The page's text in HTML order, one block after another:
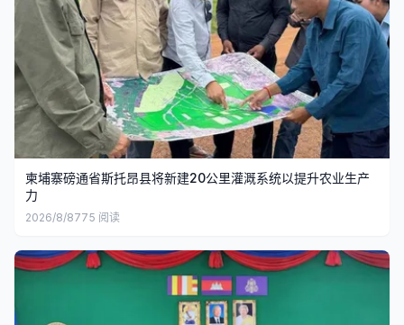
柬埔寨磅通省斯托昂县将新建20公里灌溉系统以提升农业生产
力
2026/8/8775 阅读